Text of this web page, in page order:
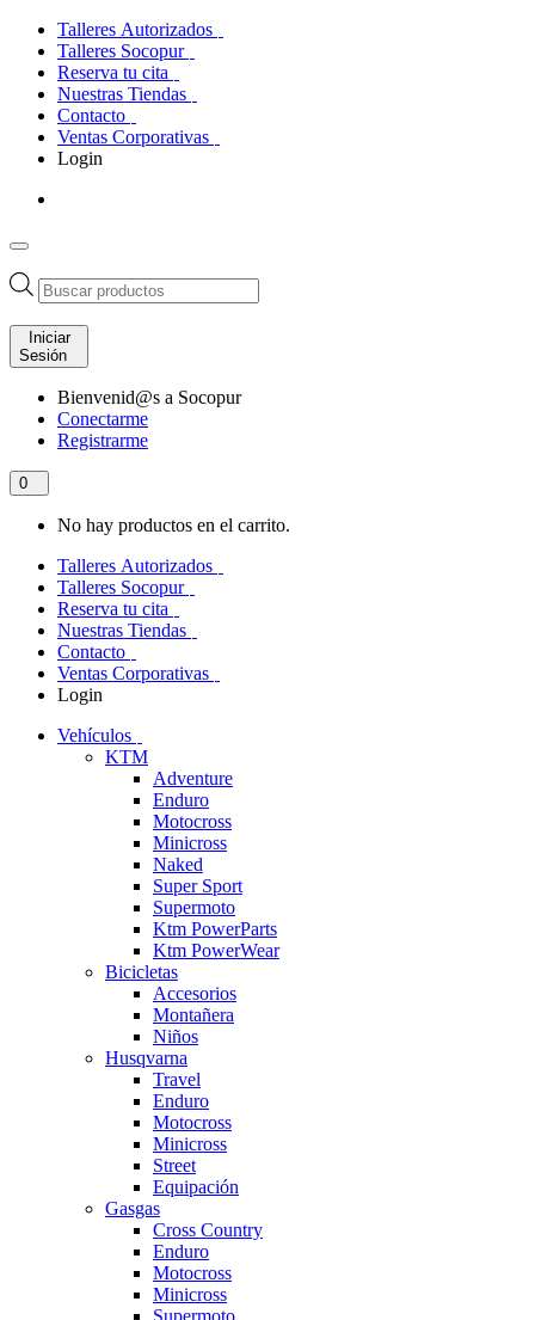
Talleres Autorizados
Talleres Socopur
Reserva tu cita
Nuestras Tiendas
Contacto
Ventas Corporativas
Login
Búsqueda
de
productos
Iniciar
Sesión
Bienvenid@s a Socopur
Conectarme
Registrarme
0
No hay productos en el carrito.
Talleres Autorizados
Talleres Socopur
Reserva tu cita
Nuestras Tiendas
Contacto
Ventas Corporativas
Login
Vehículos
KTM
Adventure
Enduro
Motocross
Minicross
Naked
Super Sport
Supermoto
Ktm PowerParts
Ktm PowerWear
Bicicletas
Accesorios
Montañera
Niños
Husqvarna
Travel
Enduro
Motocross
Minicross
Street
Equipación
Gasgas
Cross Country
Enduro
Motocross
Minicross
Supermoto